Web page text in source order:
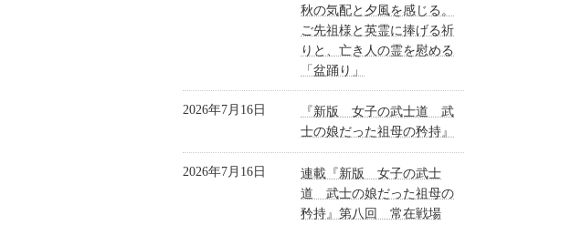
- 女子の武士道オンライン講座ベーシック
- 高次元意識で生きる。脳と波動にアプロ
- マスターコース
- 本気の文章講座
- フリーランス講座
秋の気配と夕風を感じる。
ご先祖様と英霊に捧げる祈
りと、亡き人の霊を慰める
「盆踊り」
2026年7月16日
『新版 女子の武士道 武
士の娘だった祖母の矜持』
2026年7月16日
連載『新版 女子の武士
道 武士の娘だった祖母の
矜持』第八回 常在戦場